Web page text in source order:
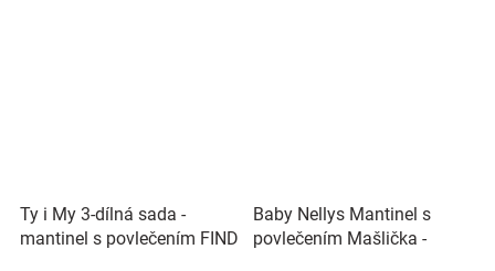
Ty i My 3-dílná sada -
mantinel s povlečením FIND
Baby Nellys Mantinel s
povlečením Mašlička -